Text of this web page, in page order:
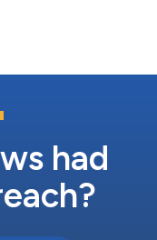
bekannt, die auf der
Die Studie wurde
von Vorsc...
had